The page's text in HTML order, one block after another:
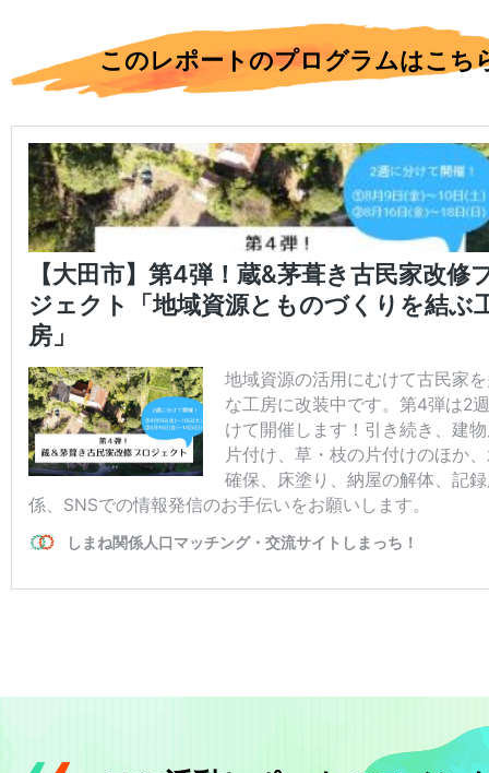
このレポートのプログラムはこち